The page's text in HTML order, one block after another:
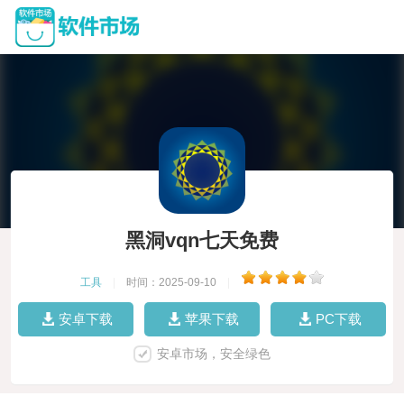
黑洞vqn七天免费
工具 时间：2025-09-10
安卓下载 苹果下载 PC下载
安卓市场，安全绿色